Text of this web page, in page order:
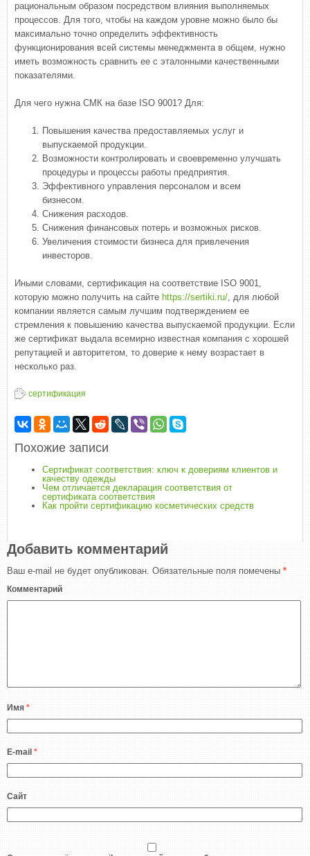
рациональным образом посредством влияния выполняемых
процессов. Для того, чтобы на каждом уровне можно было бы
максимально точно определить эффективность
функционирования всей системы менеджмента в общем, нужно
иметь возможность сравнить ее с эталонными качественными
показателями.
Для чего нужна СМК на базе ISO 9001? Для:
Повышения качества предоставляемых услуг и
выпускаемой продукции.
Возможности контролировать и своевременно улучшать
процедуры и процессы работы предприятия.
Эффективного управления персоналом и всем
бизнесом.
Снижения расходов.
Снижения финансовых потерь и возможных рисков.
Увеличения стоимости бизнеса для привлечения
инвесторов.
Иными словами, сертификация на соответствие ISO 9001,
которую можно получить на сайте https://sertiki.ru/, для любой
компании является самым лучшим подтверждением ее
стремления к повышению качества выпускаемой продукции. Если
же сертификат выдала всемирно известная компания с хорошей
репутацией и авторитетом, то доверие к нему возрастает в
несколько раз.
сертификация
Похожие записи
Сертификат соответствия: ключ к довериям клиентов и
качеству одежды
Чем отличается декларация соответствия от
сертификата соответствия
Как пройти сертификацию косметических средств
Добавить комментарий
Ваш e-mail не будет опубликован. Обязательные поля помечены *
Комментарий
Имя *
E-mail *
Сайт